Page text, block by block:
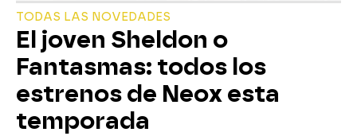
TODAS LAS NOVEDADES
El joven Sheldon o
Fantasmas: todos los
estrenos de Neox esta
temporada